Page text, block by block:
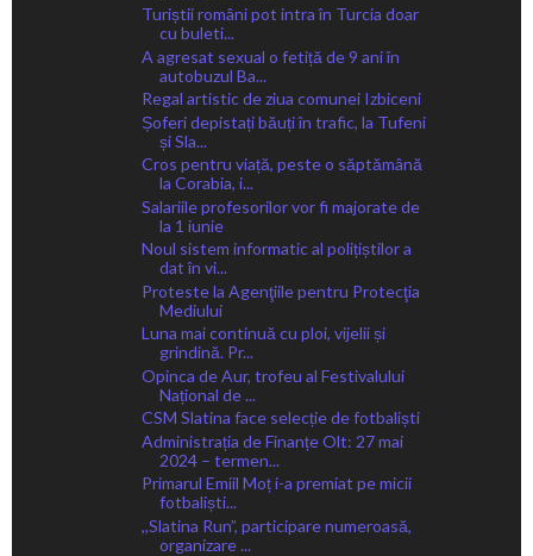
Turiștii români pot intra în Turcia doar
cu buleti...
A agresat sexual o fetiță de 9 ani în
autobuzul Ba...
Regal artistic de ziua comunei Izbiceni
Șoferi depistați băuți în trafic, la Tufeni
și Sla...
Cros pentru viață, peste o săptămână
la Corabia, i...
Salariile profesorilor vor fi majorate de
la 1 iunie
Noul sistem informatic al polițiștilor a
dat în vi...
Proteste la Agenţiile pentru Protecţia
Mediului
Luna mai continuă cu ploi, vijelii și
grindină. Pr...
Opinca de Aur, trofeu al Festivalului
Național de ...
CSM Slatina face selecție de fotbaliști
Administrația de Finanțe Olt: 27 mai
2024 – termen...
Primarul Emiil Moț i-a premiat pe micii
fotbaliști...
,,Slatina Run”, participare numeroasă,
organizare ...